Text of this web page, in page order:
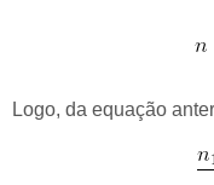
Logo, da equação